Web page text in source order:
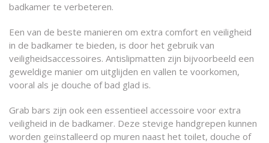
badkamer te verbeteren.
Een van de beste manieren om extra comfort en veiligheid
in de badkamer te bieden, is door het gebruik van
veiligheidsaccessoires. Antislipmatten zijn bijvoorbeeld een
geweldige manier om uitglijden en vallen te voorkomen,
vooral als je douche of bad glad is.
Grab bars zijn ook een essentieel accessoire voor extra
veiligheid in de badkamer. Deze stevige handgrepen kunnen
worden geïnstalleerd op muren naast het toilet, douche of